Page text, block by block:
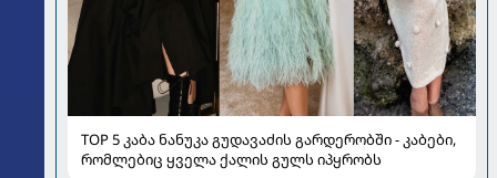
TOP 5 კაბა ნანუკა გუდავაძის გარდერობში - კაბები,
რომლებიც ყველა ქალის გულს იპყრობს